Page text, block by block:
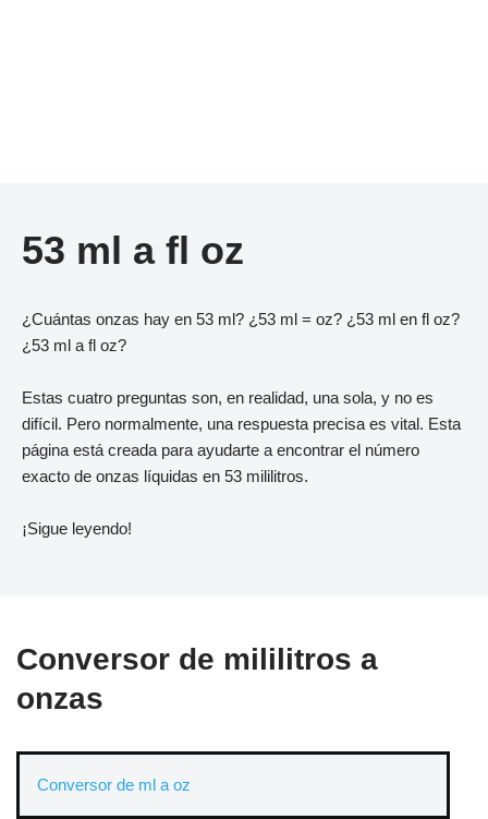
53 ml a fl oz
¿Cuántas onzas hay en 53 ml? ¿53 ml = oz? ¿53 ml en fl oz?
¿53 ml a fl oz?
Estas cuatro preguntas son, en realidad, una sola, y no es
difícil. Pero normalmente, una respuesta precisa es vital. Esta
página está creada para ayudarte a encontrar el número
exacto de onzas líquidas en 53 mililitros.
¡Sigue leyendo!
Conversor de mililitros a
onzas
Conversor de ml a oz